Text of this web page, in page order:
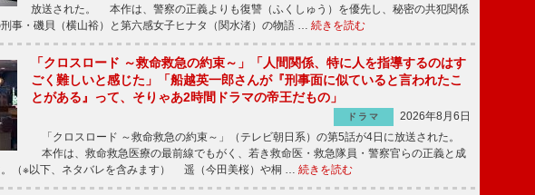
放送された。 本作は、警察の正義よりも復讐（ふくしゅう）を優先し、秘密の共犯関係
事・磯貝（横山裕）と第六感女子ヒナタ（関水渚）の物語 … 続きを読む
「クロスロード ～救命救急の約束～」「人間関係、特に人を指導するのはす
ごく難しいと感じた」「船越英一郎さんが『刑事面に似ていると言われたこ
とがある』って、そりゃあ2時間ドラマの帝王だもの」
ドラマ
2026年8月6日
「クロスロード ～救命救急の約束～」（テレビ朝日系）の第5話が4日に放送された。
本作は、救命救急医療の最前線でもがく、若き救命医・救急隊員・警察官らの正義と成
（※以下、ネタバレを含みます） 遥（今田美桜）や桐 … 続きを読む